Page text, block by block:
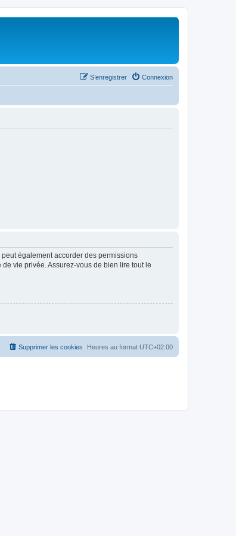
Connexion
S’enregistrer
également accorder des permissions
vie privée. Assurez-vous de bien lire tout le
Heures au format UTC+02:00
Supprimer les cookies